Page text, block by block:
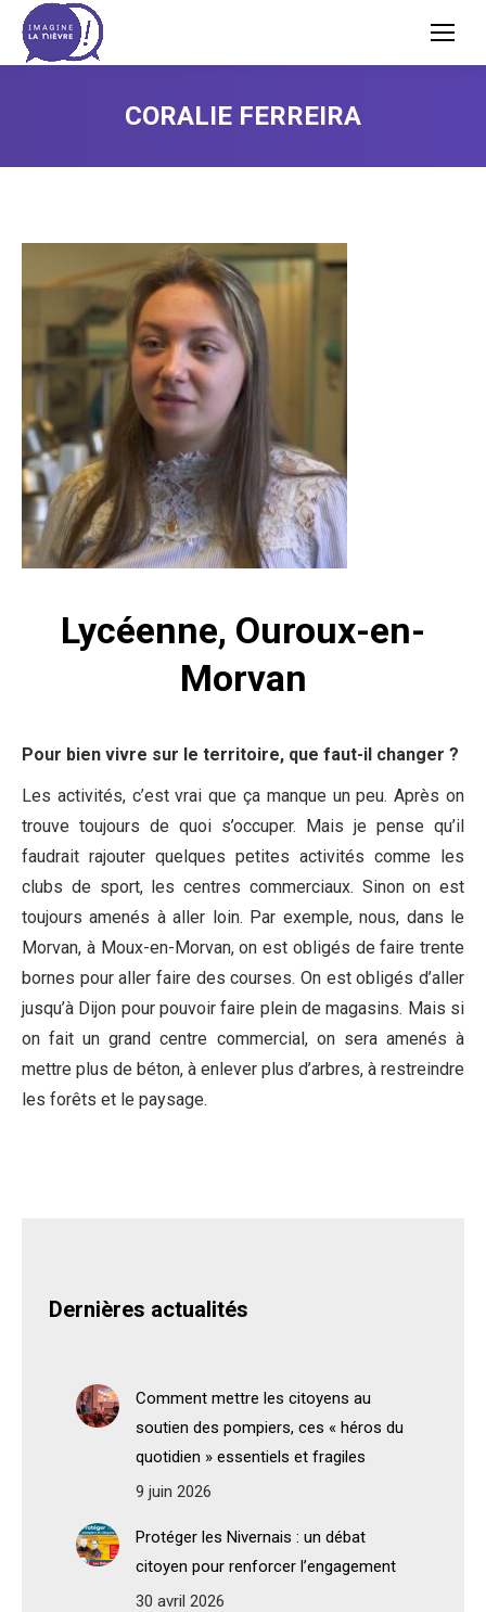
CORALIE FERREIRA
Lycéenne, Ouroux-en-
Morvan
Pour bien vivre sur le territoire, que faut-il changer ?
Les activités, c’est vrai que ça manque un peu. Après on
trouve toujours de quoi s’occuper. Mais je pense qu’il
faudrait rajouter quelques petites activités comme les
clubs de sport, les centres commerciaux. Sinon on est
toujours amenés à aller loin. Par exemple, nous, dans le
Morvan, à Moux-en-Morvan, on est obligés de faire trente
bornes pour aller faire des courses. On est obligés d’aller
jusqu’à Dijon pour pouvoir faire plein de magasins. Mais si
on fait un grand centre commercial, on sera amenés à
mettre plus de béton, à enlever plus d’arbres, à restreindre
les forêts et le paysage.
Dernières actualités
Comment mettre les citoyens au
soutien des pompiers, ces « héros du
quotidien » essentiels et fragiles
9 juin 2026
Protéger les Nivernais : un débat
citoyen pour renforcer l’engagement
30 avril 2026